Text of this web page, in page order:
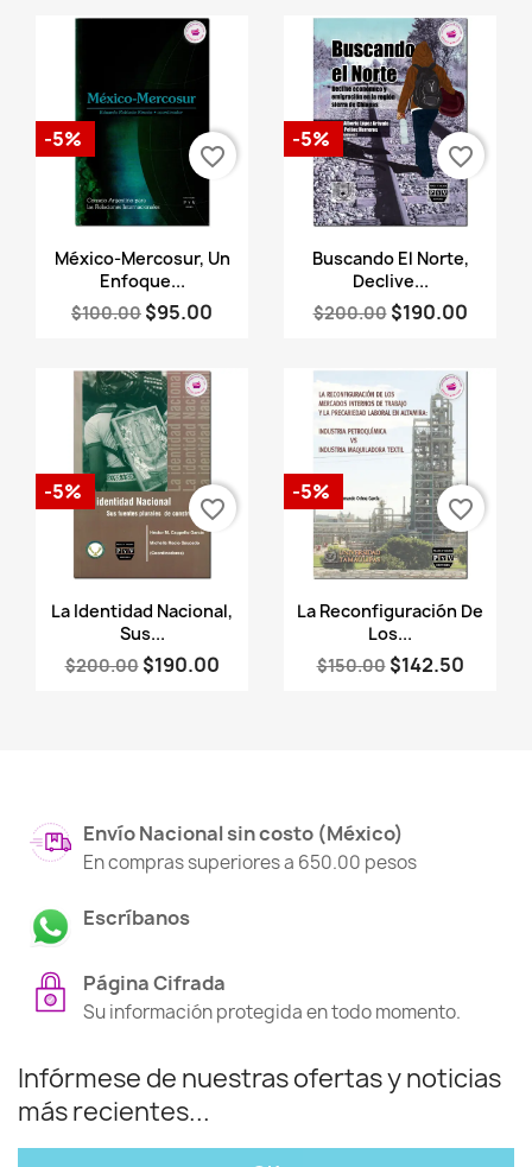
Vista rápida
México-Mercosur, Un
Enfoque...
$100.00 $95.00
-5%
favorite_border
Vista rápida
Buscando El Norte,
Declive...
$200.00 $190.00
-5%
favorite_border
Vista rápida
La Identidad Nacional,
Sus...
$200.00 $190.00
-5%
favorite_border
Vista rápida
La Reconfiguración De
Los...
$150.00 $142.50
-5%
favorite_border
Envío Nacional sin costo (México)
En compras superiores a 650.00 pesos
Escríbanos
Página Cifrada
Su información protegida en todo momento.
Infórmese de nuestras ofertas y noticias
más recientes...